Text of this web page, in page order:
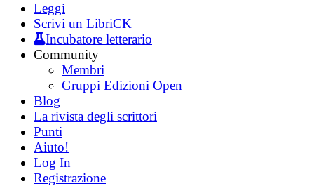
Leggi
Scrivi un LibriCK
Incubatore letterario
Community
Membri
Gruppi Edizioni Open
Blog
La rivista degli scrittori
Punti
Aiuto!
Log In
Registrazione